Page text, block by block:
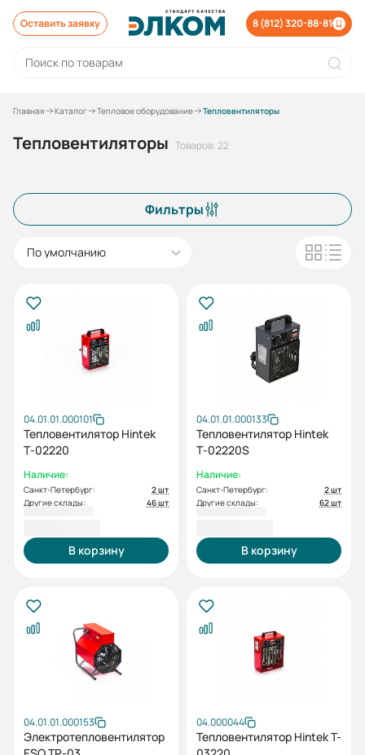
Оставить заявку 8 (812) 320-88-81
Главная Каталог Тепловое оборудование Тепловентиляторы
Тепловентиляторы Товаров: 22
Фильтры
По умолчанию
04.01.01.000101
Тепловентилятор Hintek
Т-02220
Наличие:
Санкт-Петербург:
2 шт
Другие склады:
46 шт
В корзину
04.01.01.000133
Тепловентилятор Hintek
Т-02220S
Наличие:
Санкт-Петербург:
2 шт
Другие склады:
62 шт
В корзину
04.01.01.000153
Электротепловентилятор
04.000044
Тепловентилятор Hintek T-